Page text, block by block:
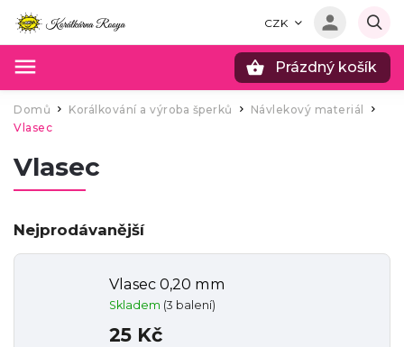
CZK
Prázdný košík
Domů / Korálkování a výroba šperků Návlekový materiál
Vlasec
Vlasec
Nejprodávanější
Vlasec 0,20 mm
Skladem (3 balení)
25 Kč